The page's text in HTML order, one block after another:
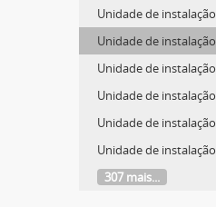
Unidade de instalação
Unidade de instalação
Unidade de instalação
Unidade de instalação
Unidade de instalação
Unidade de instalação
307 mais...